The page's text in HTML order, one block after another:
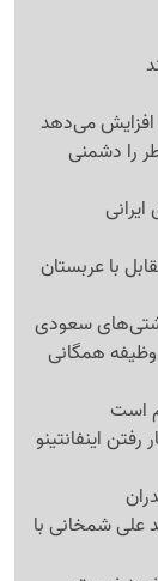
افزایش می‌دهد
را دشمنی
با عربستان
سعودی
وظیفه همگانی
است
اینفانتینو
علی شمخانی با